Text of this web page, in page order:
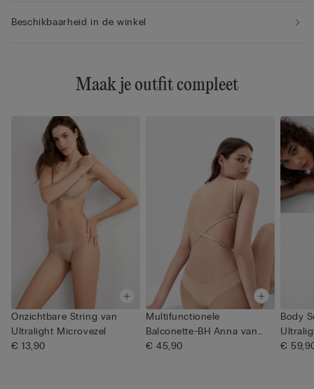
Beschikbaarheid in de winkel
Maak je outfit compleet
Onzichtbare String van
Ultralight Microvezel
€ 13,90
Multifunctionele
Balconette-BH Anna van
Ultralight...
€ 45,90
Body
€